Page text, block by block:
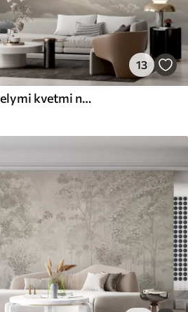
13
Očarujúci strom s bielymi kvetmi na pozadí oblakov v zaujímavom štýle v jemných teplých farbách